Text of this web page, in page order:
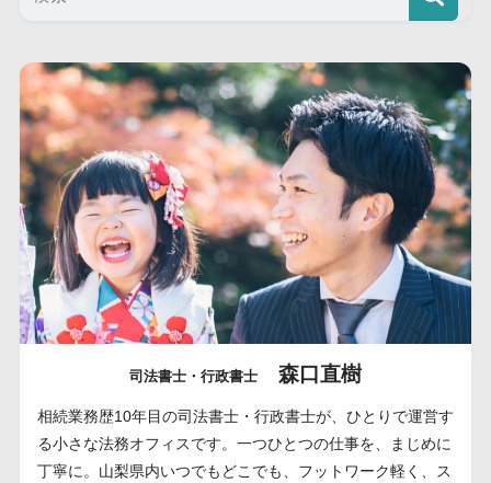
司法書士・行政書士 森口直樹
相続業務歴10年目の司法書士・行政書士が、ひとりで運営す
る小さな法務オフィスです。一つひとつの仕事を、まじめに
丁寧に。山梨県内いつでもどこでも、フットワーク軽く、ス